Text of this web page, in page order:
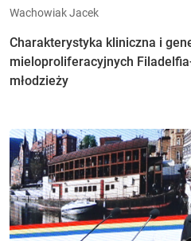
Wachowiak Jacek
Charakterystyka kliniczna i
mieloproliferacyjnych
młodzieży